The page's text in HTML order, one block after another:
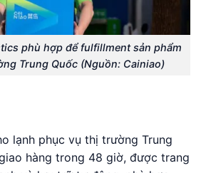
phù hợp để fulfillment sản phẩm
Trung Quốc (Nguồn: Cainiao)
lạnh phục vụ thị trường Trung
hàng trong 48 giờ, được trang